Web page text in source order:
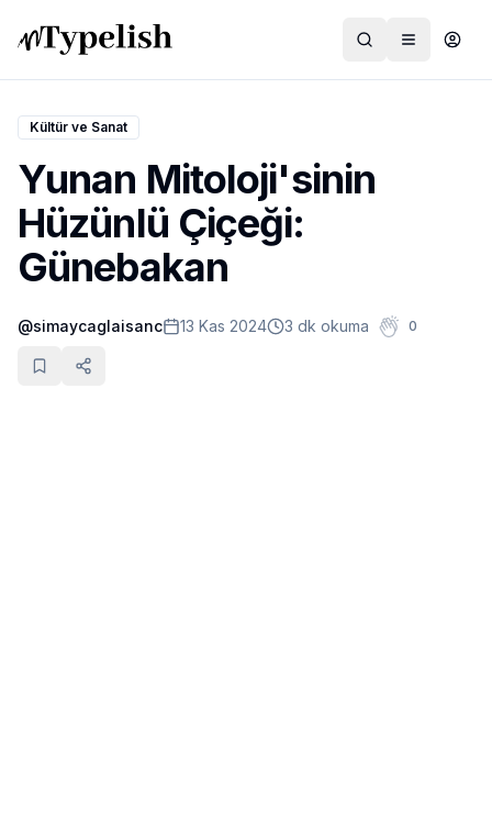
Dünya
Film ve Dizi
Kültür ve Sanat
Sağlık
Siyaset ve Tarih
Kültür ve Sanat
Yunan Mitoloji'sinin
Hüzünlü Çiçeği:
Günebakan
@simaycaglaisanc 13 Kas 2024 3 dk okuma 0